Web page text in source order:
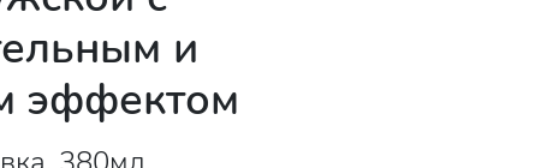
и
эффектом